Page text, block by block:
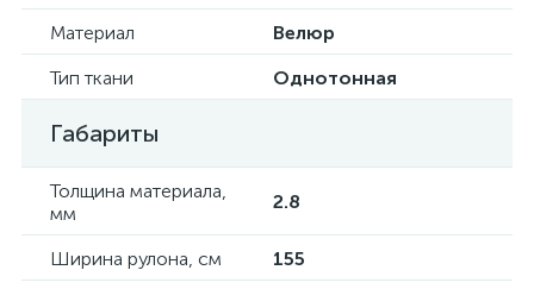
Материал
Велюр
Тип ткани
Однотонная
Габариты
Толщина материала,
мм
2.8
Ширина рулона, см 155